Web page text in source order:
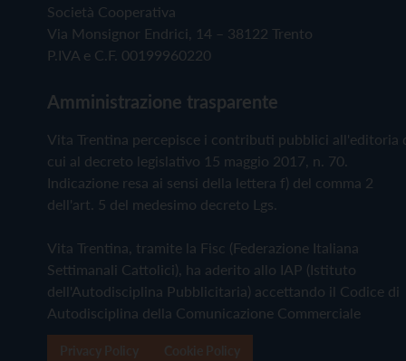
Società Cooperativa
Via Monsignor Endrici, 14 – 38122 Trento
P.IVA e C.F. 00199960220
Amministrazione trasparente
Vita Trentina percepisce i contributi pubblici all'editoria
cui al decreto legislativo 15 maggio 2017, n. 70.
Indicazione resa ai sensi della lettera f) del comma 2
dell'art. 5 del medesimo decreto Lgs.
Vita Trentina, tramite la Fisc (Federazione Italiana
Settimanali Cattolici), ha aderito allo IAP (Istituto
dell'Autodisciplina Pubblicitaria) accettando il Codice di
Autodisciplina della Comunicazione Commerciale